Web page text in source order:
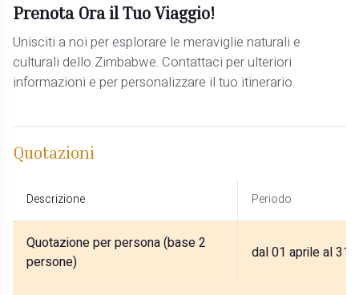
Prenota Ora il Tuo Viaggio!
Unisciti a noi per esplorare le meraviglie naturali e
culturali dello Zimbabwe. Contattaci per ulteriori
informazioni e per personalizzare il tuo itinerario.
Quotazioni
Descrizione Periodo
Quotazione per persona (base 2
persone)
dal 01 aprile al 31